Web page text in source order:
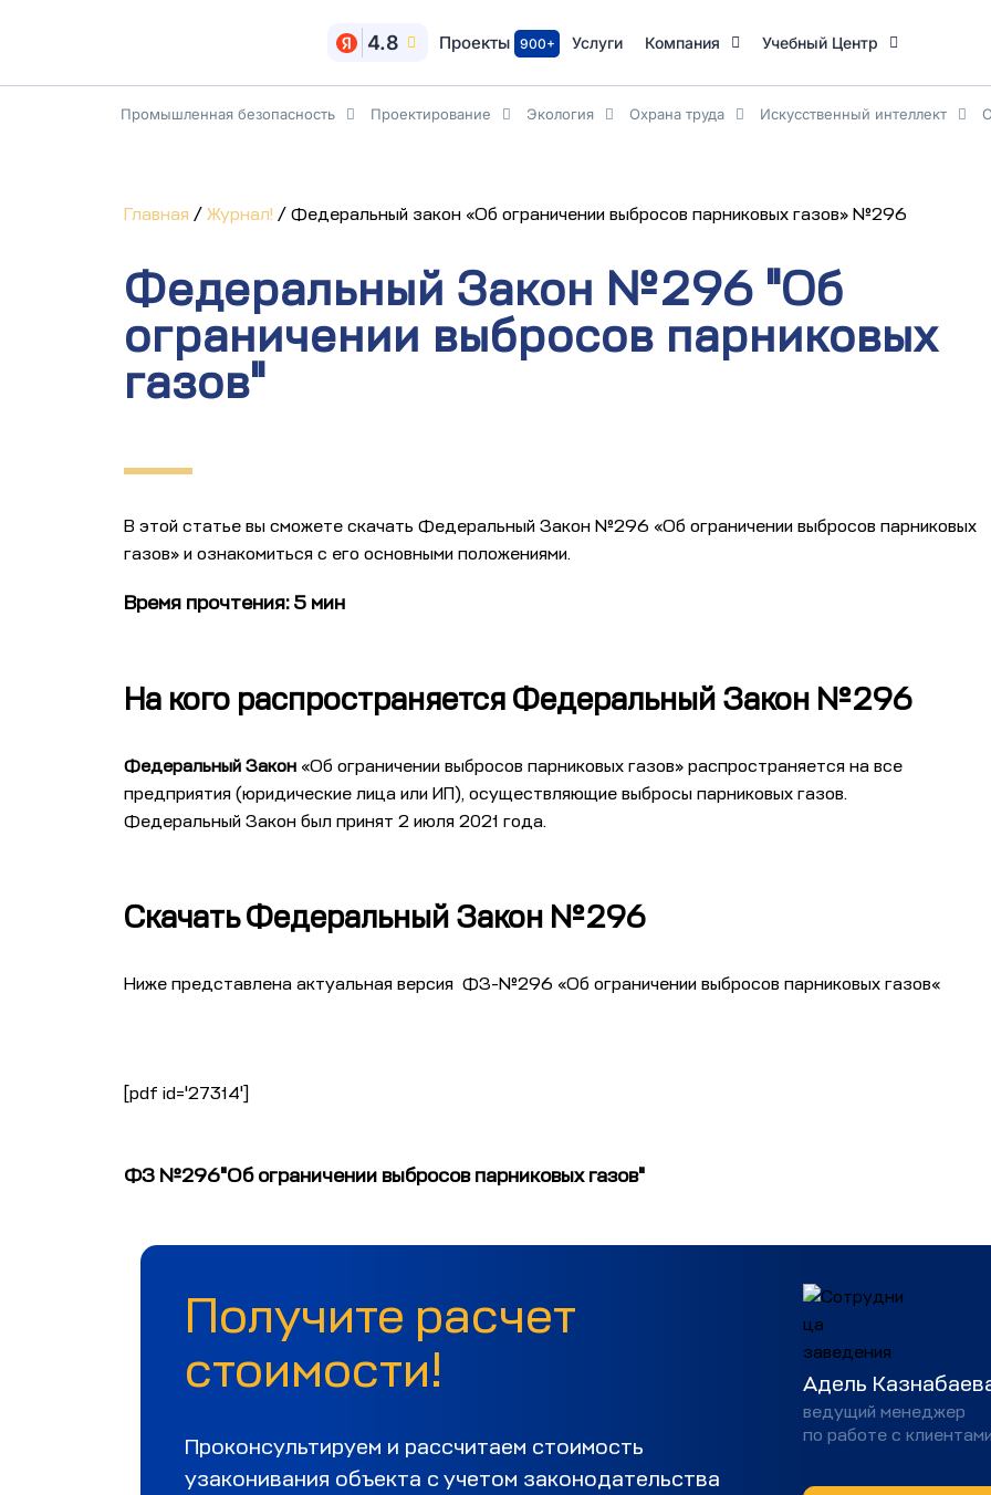
4.8 Проекты 900+ Услуги Компания Учебный Центр
Промышленная безопасность Проектирование Экология Охрана труда Искусственный интеллект
Главная / Журнал! / Федеральный закон «Об ограничении выбросов парниковых газов» №296
Федеральный Закон №296 "Об
ограничении выбросов парниковых
газов"
В этой статье вы сможете скачать Федеральный Закон №296 «Об ограничении выбросов парниковых
газов» и ознакомиться с его основными положениями.
Время прочтения: 5 мин
На кого распространяется Федеральный Закон №296
Федеральный Закон «Об ограничении выбросов парниковых газов» распространяется на все
предприятия (юридические лица или ИП), осуществляющие выбросы парниковых газов.
Федеральный Закон был принят 2 июля 2021 года.
Скачать Федеральный Закон №296
Ниже представлена актуальная версия ФЗ-№296 «Об ограничении выбросов парниковых газов«
[pdf id='27314']
ФЗ №296"Об ограничении выбросов парниковых газов"
Получите расчет
стоимости!
Проконсультируем и рассчитаем стоимость
узаконивания объекта с учетом законодательства
Адель
ведущий менеджер
по работе с